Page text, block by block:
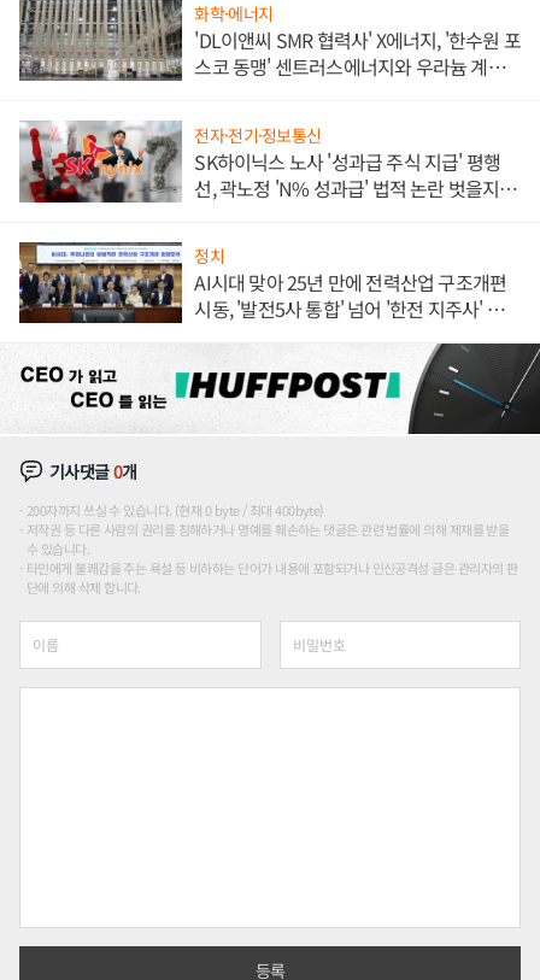
화학·에너지
'DL이앤씨 SMR 협력사' X에너지, '한수원 포
스코 동맹' 센트러스에너지와 우라늄 계약
전자·전기·정보통신
SK하이닉스 노사 '성과급 주식 지급' 평행
선, 곽노정 'N% 성과급' 법적 논란 벗을지 주
정치
AI시대 맞아 25년 만에 전력산업 구조개편
시동, '발전5사 통합' 넘어 '한전 지주사' 재편
기사댓글0개
200자까지 쓰실 수 있습니다. (현재 0 byte / 최대 400byte)
저작권 등 다른 사람의 권리를 침해하거나 명예를 훼손하는 댓글은 관련 법률에 의해 제재를 받을
수 있습니다.
타인에게 불쾌감을 주는 욕설 등 비하하는 단어가 내용에 포함되거나 인신공격성 글은 관리자의 판
단에 의해 삭제 합니다.